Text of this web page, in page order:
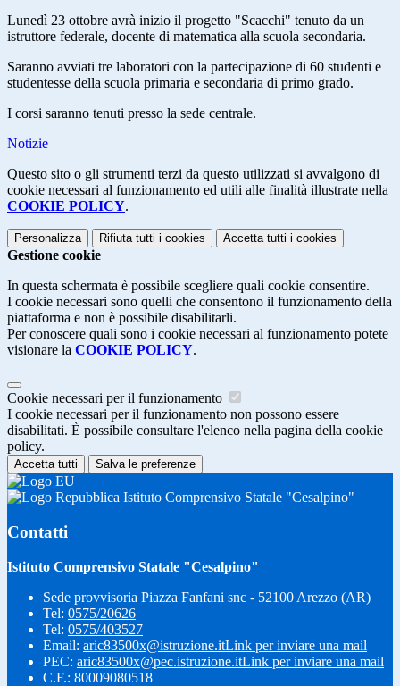
Lunedì 23 ottobre avrà inizio il progetto "Scacchi" tenuto da un
istruttore federale, docente di matematica alla scuola secondaria.
Saranno avviati tre laboratori con la partecipazione di 60 studenti e
studentesse della scuola primaria e secondaria di primo grado.
I corsi saranno tenuti presso la sede centrale.
Notizie
Questo sito o gli strumenti terzi da questo utilizzati si avvalgono di
cookie necessari al funzionamento ed utili alle finalità illustrate nella
COOKIE POLICY.
Personalizza Rifiuta tutti i cookies Accetta tutti i cookies
Gestione cookie
In questa schermata è possibile scegliere quali cookie consentire.
I cookie necessari sono quelli che consentono il funzionamento della
piattaforma e non è possibile disabilitarli.
Per conoscere quali sono i cookie necessari al funzionamento potete
visionare la COOKIE POLICY.
Cookie necessari per il funzionamento
I cookie necessari per il funzionamento non possono essere
disabilitati. È possibile consultare l'elenco nella pagina della cookie
policy.
Accetta tutti Salva le preferenze
Istituto Comprensivo Statale "Cesalpino"
Contatti
Istituto Comprensivo Statale "Cesalpino"
Sede provvisoria Piazza Fanfani snc - 52100 Arezzo (AR)
Tel: 0575/20626
Tel: 0575/403527
Email: aric83500x@istruzione.itLink per inviare una mail
PEC: aric83500x@pec.istruzione.itLink per inviare una mail
C.F.: 80009080518